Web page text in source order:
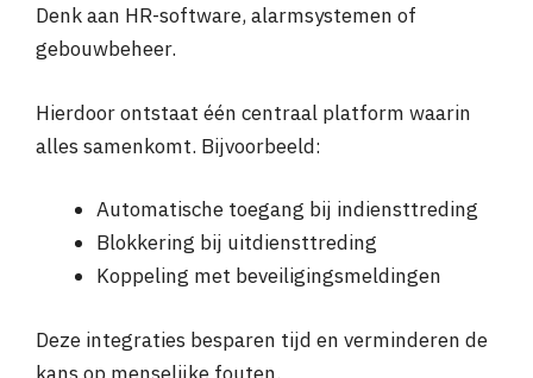
Denk aan HR-software, alarmsystemen of
gebouwbeheer.
Hierdoor ontstaat één centraal platform waarin
alles samenkomt. Bijvoorbeeld:
Automatische toegang bij indiensttreding
Blokkering bij uitdiensttreding
Koppeling met beveiligingsmeldingen
Deze integraties besparen tijd en verminderen de